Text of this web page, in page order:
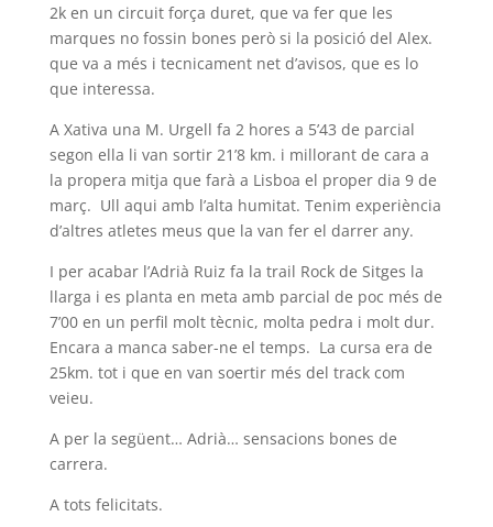
2k en un circuit força duret, que va fer que les
marques no fossin bones però si la posició del Alex.
que va a més i tecnicament net d’avisos, que es lo
que interessa.
A Xativa una M. Urgell fa 2 hores a 5’43 de parcial
segon ella li van sortir 21’8 km. i millorant de cara a
la propera mitja que farà a Lisboa el proper dia 9 de
març. Ull aqui amb l’alta humitat. Tenim experiència
d’altres atletes meus que la van fer el darrer any.
I per acabar l’Adrià Ruiz fa la trail Rock de Sitges la
llarga i es planta en meta amb parcial de poc més de
7’00 en un perfil molt tècnic, molta pedra i molt dur.
Encara a manca saber-ne el temps. La cursa era de
25km. tot i que en van soertir més del track com
veieu.
A per la següent… Adrià… sensacions bones de
carrera.
A tots felicitats.